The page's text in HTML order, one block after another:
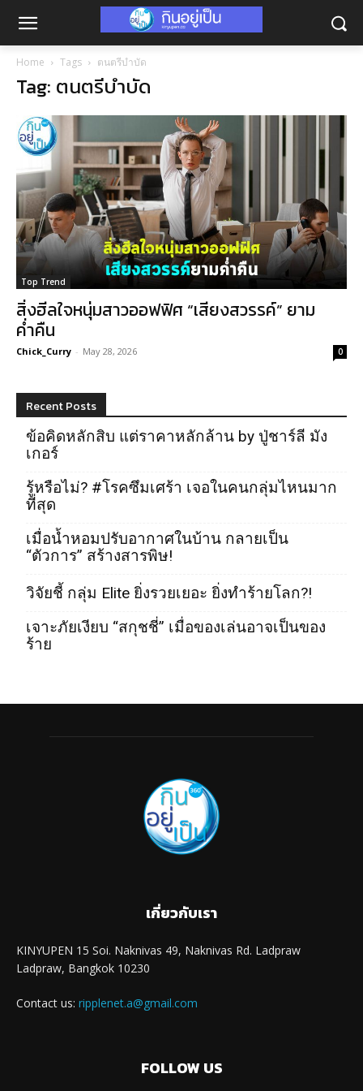
Home Tags ตนตรีบำบัด
Tag: ตนตรีบำบัด
Top Trend
สิ่งฮีลใจหนุ่มสาวออฟฟิศ “เสียงสวรรค์” ยาม
ค่ำคืน
Chick_Curry - May 28, 2026 0
Recent Posts
ข้อคิดหลักสิบ แต่ราคาหลักล้าน by ปู่ชาร์ลี มัง
เกอร์
รู้หรือไม่? #โรคซึมเศร้า เจอในคนกลุ่มไหนมาก
ที่สุด
เมื่อน้ำหอมปรับอากาศในบ้าน กลายเป็น
“ตัวการ” สร้างสารพิษ!
วิจัยชี้ กลุ่ม Elite ยิ่งรวยเยอะ ยิ่งทำร้ายโลก?!
เจาะภัยเงียบ “สกุชชี่” เมื่อของเล่นอาจเป็นของ
ร้าย
เกี่ยวกับเรา
KINYUPEN 15 Soi. Naknivas 49, Naknivas Rd. Ladpraw
Ladpraw, Bangkok 10230
Contact us: ripplenet.a@gmail.com
FOLLOW US